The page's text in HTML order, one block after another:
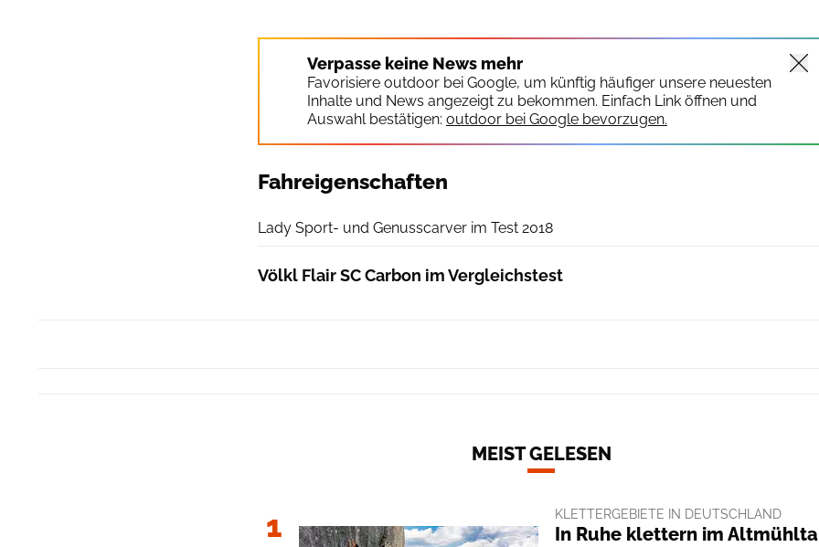
Verpasse keine News mehr
Favorisiere outdoor bei Google, um künftig häufiger unsere neuesten
Inhalte und News angezeigt zu bekommen. Einfach Link öffnen und
Auswahl bestätigen: outdoor bei Google bevorzugen.
Fahreigenschaften
Lady Sport- und Genusscarver im Test 2018
Völkl Flair SC Carbon im Vergleichstest
MEIST GELESEN
1 KLETTERGEBIETE IN DEUTSCHLAND
In Ruhe klettern im